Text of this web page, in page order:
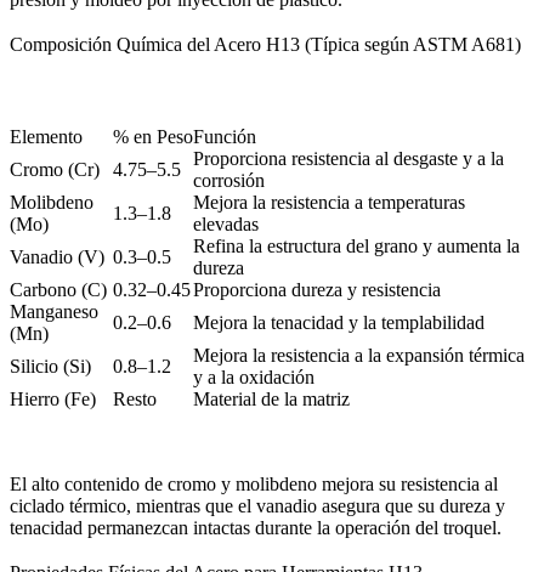
Composición Química del Acero H13 (Típica según ASTM A681)
Elemento % en PesoFunción
Cromo (Cr)
4.75–5.5
Proporciona resistencia al desgaste y a la
corrosión
Molibdeno
(Mo)
1.3–1.8
Mejora la resistencia a temperaturas
elevadas
Vanadio (V) 0.3–0.5
Refina la estructura del grano y aumenta la
dureza
Carbono (C) 0.32–0.45Proporciona dureza y resistencia
Manganeso
(Mn)
0.2–0.6 Mejora la tenacidad y la templabilidad
Silicio (Si) 0.8–1.2
Mejora la resistencia a la expansión térmica
y a la oxidación
Hierro (Fe)
Resto Material de la matriz
El alto contenido de cromo y molibdeno mejora su resistencia al
ciclado térmico, mientras que el vanadio asegura que su dureza y
tenacidad permanezcan intactas durante la operación del troquel.